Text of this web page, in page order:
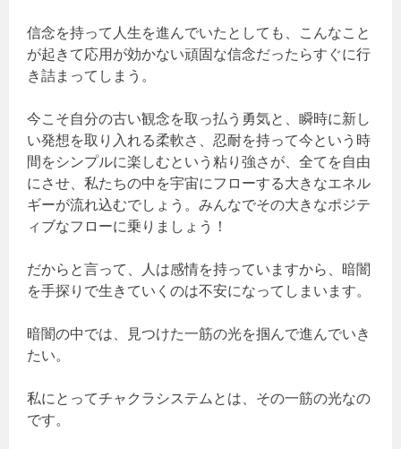
信念を持って人生を進んでいたとしても、こんなこと
が起きて応用が効かない頑固な信念だったらすぐに行
き詰まってしまう。
今こそ自分の古い観念を取っ払う勇気と、瞬時に新し
い発想を取り入れる柔軟さ、忍耐を持って今という時
間をシンプルに楽しむという粘り強さが、全てを自由
にさせ、私たちの中を宇宙にフローする大きなエネル
ギーが流れ込むでしょう。みんなでその大きなポジテ
ィブなフローに乗りましょう！
だからと言って、人は感情を持っていますから、暗闇
を手探りで生きていくのは不安になってしまいます。
暗闇の中では、見つけた一筋の光を掴んで進んでいき
たい。
私にとってチャクラシステムとは、その一筋の光なの
です。